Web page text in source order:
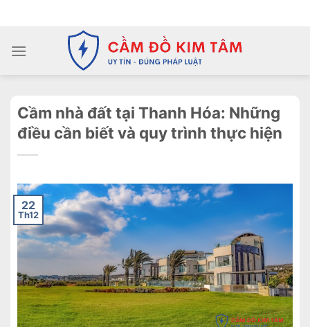
dung
Cầm nhà đất tại Thanh Hóa: Những
điều cần biết và quy trình thực hiện
22
Th12